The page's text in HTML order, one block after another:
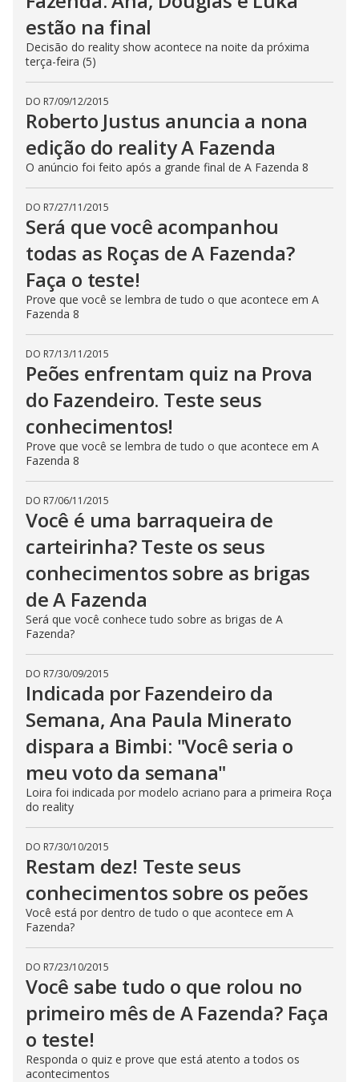
estão na final
Decisão do reality show acontece na noite da próxima
terça-feira (5)
DO R7/09/12/2015
Roberto Justus anuncia a nona
edição do reality A Fazenda
O anúncio foi feito após a grande final de A Fazenda 8
DO R7/27/11/2015
Será que você acompanhou
todas as Roças de A Fazenda?
Faça o teste!
Prove que você se lembra de tudo o que acontece em A
Fazenda 8
DO R7/13/11/2015
Peões enfrentam quiz na Prova
do Fazendeiro. Teste seus
conhecimentos!
Prove que você se lembra de tudo o que acontece em A
Fazenda 8
DO R7/06/11/2015
Você é uma barraqueira de
carteirinha? Teste os seus
conhecimentos sobre as brigas
de A Fazenda
Será que você conhece tudo sobre as brigas de A
Fazenda?
DO R7/30/09/2015
Indicada por Fazendeiro da
Semana, Ana Paula Minerato
dispara a Bimbi: "Você seria o
meu voto da semana"
Loira foi indicada por modelo acriano para a primeira Roça
do reality
DO R7/30/10/2015
Restam dez! Teste seus
conhecimentos sobre os peões
Você está por dentro de tudo o que acontece em A
Fazenda?
DO R7/23/10/2015
Você sabe tudo o que rolou no
primeiro mês de A Fazenda? Faça
o teste!
Responda o quiz e prove que está atento a todos os
acontecimentos